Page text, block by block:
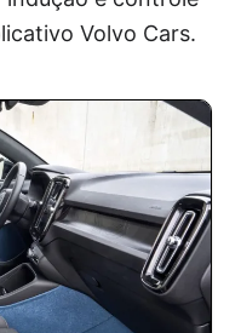
Volvo Cars.